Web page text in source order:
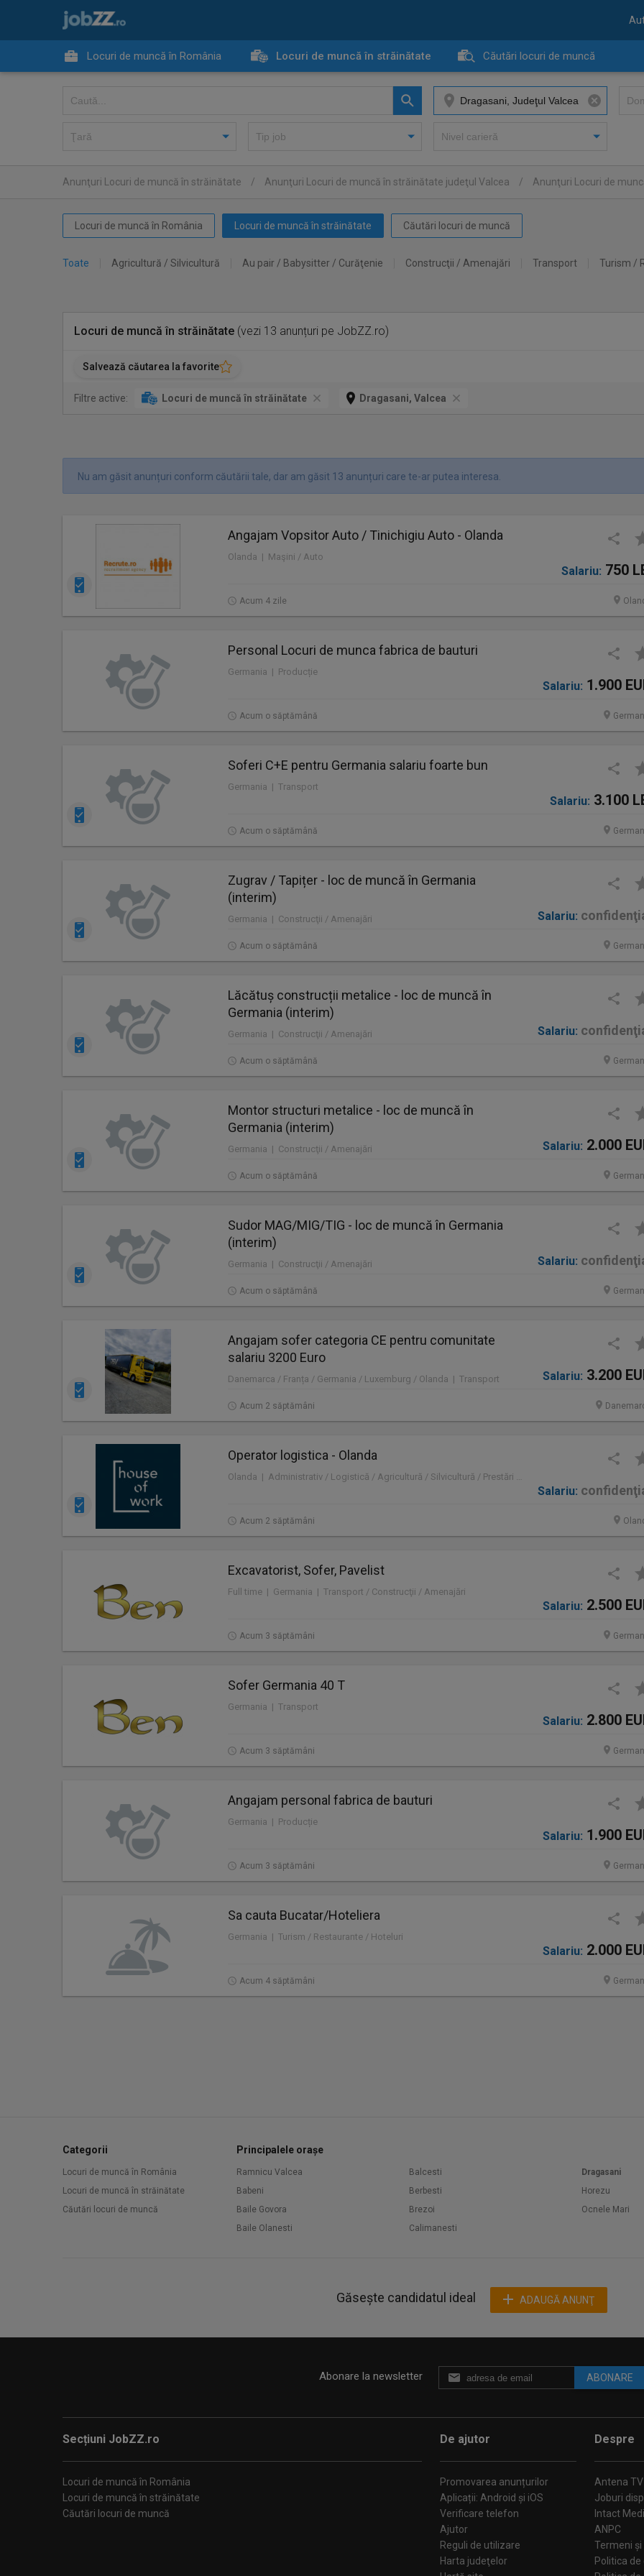
Locuri de muncă în România Locuri de muncă în străinătate Căutări locuri de muncă
Anunţuri Locuri de muncă în străinătate / Anunţuri Locuri de muncă în străinătate judeţul Valcea / Anunţuri Locuri de
Locuri de muncă în România Locuri de muncă în străinătate Căutări locuri de muncă
Toate Agricultură / Silvicultură Au pair / Babysitter / Curăţenie Construcţii / Amenajări Transport Turism /
Locuri de muncă în străinătate (vezi 13 anunțuri pe JobZZ.ro)
Salvează căutarea la favorite
Filtre active: Locuri de muncă în străinătate Dragasani, Valcea
Nu am găsit anunțuri conform căutării tale, dar am găsit 13 anunțuri care te-ar putea interesa.
Angajam Vopsitor Auto / Tinichigiu Auto - Olanda
Olanda | Maşini / Auto
Salariu: 750
Acum 4 zile
Personal Locuri de munca fabrica de bauturi
Germania | Producție
Salariu: 1.900
Acum o săptămână
Soferi C+E pentru Germania salariu foarte bun
Germania | Transport
Salariu: 3.100
Acum o săptămână
Zugrav / Tapițer - loc de muncă în Germania
(interim)
Germania | Construcţii / Amenajări Salariu:
Acum o săptămână
Lăcătuș construcții metalice - loc de muncă în
Germania (interim)
Germania | Construcţii / Amenajări Salariu:
Acum o săptămână
Montor structuri metalice - loc de muncă în
Germania (interim)
Germania | Construcţii / Amenajări Salariu: 2.000
Acum o săptămână
Sudor MAG/MIG/TIG - loc de muncă în Germania
(interim)
Germania | Construcţii / Amenajări Salariu:
Acum o săptămână
Angajam sofer categoria CE pentru comunitate
salariu 3200 Euro
Danemarca / Franța / Germania / Luxemburg / Olanda | Transport Salariu: 3.200
Acum 2 săptămâni
Operator logistica - Olanda
Olanda | Administrativ / Logistică / Agricultură / Silvicultură / Prestări servicii / Producție /
Salariu:
Acum 2 săptămâni
Excavatorist, Sofer, Pavelist
Full time | Germania | Transport / Construcţii / Amenajări
Salariu: 2.500
Acum 3 săptămâni
Sofer Germania 40 T
Germania | Transport
Salariu: 2.800
Acum 3 săptămâni
Angajam personal fabrica de bauturi
Germania | Producție
Salariu: 1.900
Acum 3 săptămâni
Sa cauta Bucatar/Hoteliera
Germania | Turism / Restaurante / Hoteluri
Salariu: 2.000
Acum 4 săptămâni
Categorii
Locuri de muncă în România
Locuri de muncă în străinătate
Căutări locuri de muncă
Principalele orașe
Ramnicu Valcea
Babeni
Baile Govora
Baile Olanesti
Balcesti
Berbesti
Brezoi
Calimanesti
Dragasani
Horezu
Ocnele Mari
Găsește candidatul ideal ADAUGĂ ANUNŢ
Abonare la newsletter ABONARE
Secțiuni JobZZ.ro
Locuri de muncă în România
Locuri de muncă în străinătate
Căutări locuri de muncă
De ajutor
Promovarea anunțurilor
Aplicații: Android și iOS
Verificare telefon
Ajutor
Reguli de utilizare
Harta judeţelor
Despre
Antena TV
Joburi
Intact
ANPC
Termeni și
Politica de